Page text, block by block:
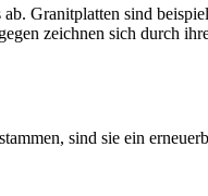
Granitplatten sind
zeichnen sich durch
sind sie ein